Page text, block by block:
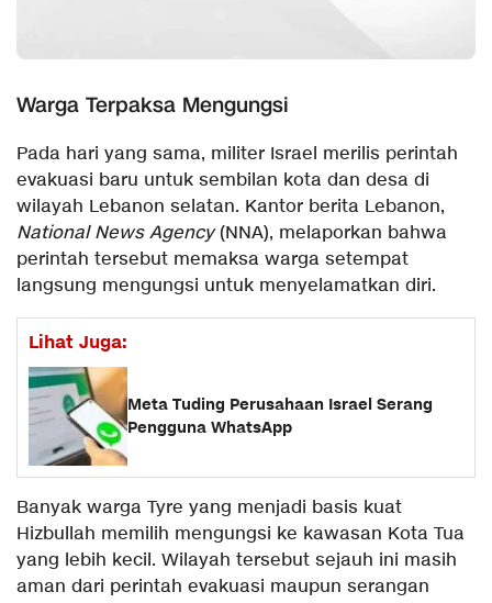
Warga Terpaksa Mengungsi
Pada hari yang sama, militer Israel merilis perintah
evakuasi baru untuk sembilan kota dan desa di
wilayah Lebanon selatan. Kantor berita Lebanon,
National News Agency(NNA), melaporkan bahwa
perintah tersebut memaksa warga setempat
langsung mengungsi untuk menyelamatkan diri.
Lihat Juga:
Meta Tuding Perusahaan Israel Serang
Pengguna WhatsApp
Banyak warga Tyre yang menjadi basis kuat
Hizbullah memilih mengungsi ke kawasan Kota Tua
yang lebih kecil. Wilayah tersebut sejauh ini masih
aman dari perintah evakuasi maupun serangan